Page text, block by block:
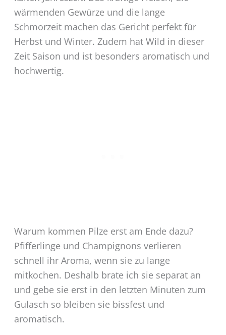
wärmenden Gewürze und die lange
Schmorzeit machen das Gericht perfekt für
Herbst und Winter. Zudem hat Wild in dieser
Zeit Saison und ist besonders aromatisch und
hochwertig.
Warum kommen Pilze erst am Ende dazu?
Pfifferlinge und Champignons verlieren
schnell ihr Aroma, wenn sie zu lange
mitkochen. Deshalb brate ich sie separat an
und gebe sie erst in den letzten Minuten zum
Gulasch so bleiben sie bissfest und
aromatisch.